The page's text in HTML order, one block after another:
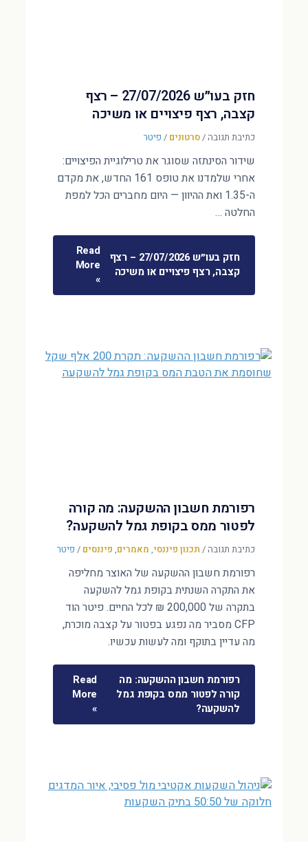
חזק בעו״ש 27/07/2026 – רצף
קצבה, רצף פיצויים או משיכה
כתיבת תגובה/סרטונים / פיטר
שידור הסינתזה שסוגר את טרילוגיית הפיצויים:
אחרי שלמדנו את טופס 161 החדש, את מקדם
ה-1.35 ואת ההיוון — היום מחברים הכל למפת
החלטה …
חזק בעו״ש 27/07/2026 – רצף
קצבה, רצף פיצויים או משיכה
Read
More
»
רפורמת חשבון ההשקעה: מה קורה
לפטור ממס בקופת גמל להשקעה?
כתיבת תגובה/ תכנון פיננסי, מאמרים, פיננסים / פיטר
רפורמת חשבון ההשקעה של האוצר מחליפה
את התקרה השנתית בקופת גמל להשקעה
בתקרה של 200,000 ₪ לכל החיים. פיטר הוד
CFP מסביר מה נפגע בפטור על קצבה מוכרת,
מה עדיין בתוקף ומה לעשות עכשיו.
רפורמת חשבון ההשקעה: מה
קורה לפטור ממס בקופת גמל
להשקעה?
Read
More
»